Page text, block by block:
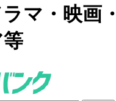
マ・映画